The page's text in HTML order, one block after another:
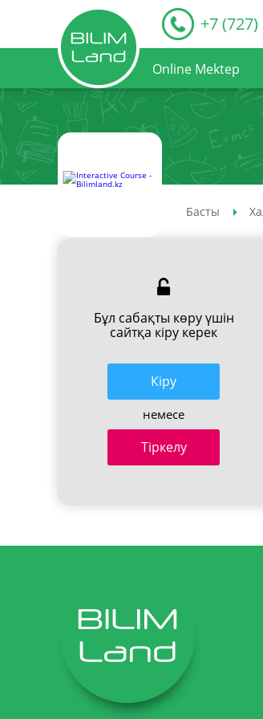
+7 (727)
Online Mektep
Басты
Бұл сабақты көру үшін
сайтқа кіру керек
Кiру
немесе
Тіркелу